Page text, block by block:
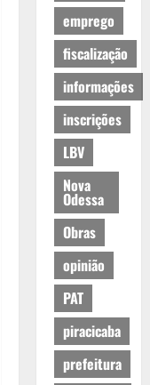
emprego
fiscalização
informações
inscrições
LBV
Nova
Odessa
Obras
opinião
PAT
piracicaba
prefeitura